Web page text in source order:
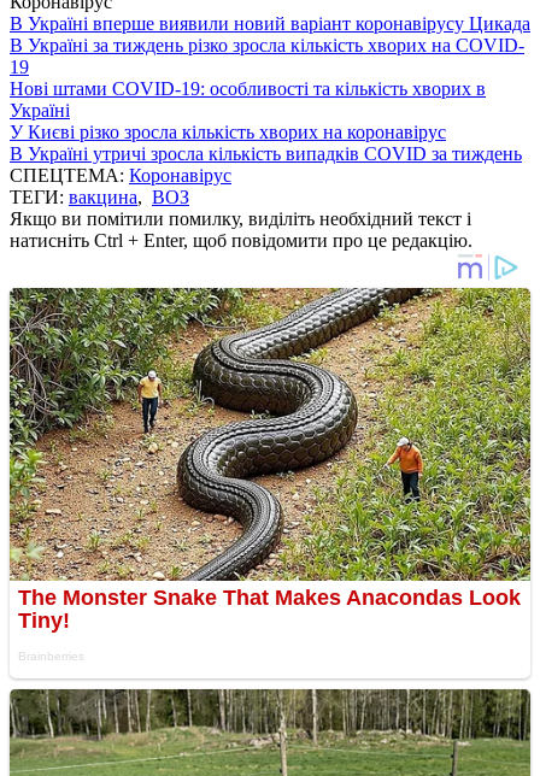
В Україні вперше виявили новий варіант коронавірусу Цикада
В Україні за тиждень різко зросла кількість хворих на COVID-
19
Нові штами COVID-19: особливості та кількість хворих в
Україні
У Києві різко зросла кількість хворих на коронавірус
В Україні утричі зросла кількість випадків COVID за тиждень
СПЕЦТЕМА: Коронавірус
ТЕГИ: вакцина, ВОЗ
Якщо ви помітили помилку, виділіть необхідний текст і
натисніть Ctrl + Enter, щоб повідомити про це редакцію.